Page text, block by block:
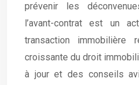
prévenir les
l’avant-contrat est un
transaction immobilière
croissante du droit
à jour et des conseils